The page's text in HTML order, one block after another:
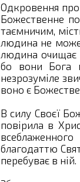
Одкровення
Божественне
таємничим,
людина не може
людина очищає
бо вони Бога
незрозуміле
воно є
В силу Своєї
повірила в
благодаттю
перебуває в ній.